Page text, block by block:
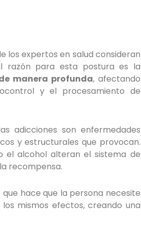
los expertos en salud consideran
razón para esta postura es la
manera profunda, afectando
y el procesamiento de
adicciones son enfermedades
y estructurales que provocan.
el alcohol alteran el sistema de
recompensa.
hace que la persona necesite
mismos efectos, creando una